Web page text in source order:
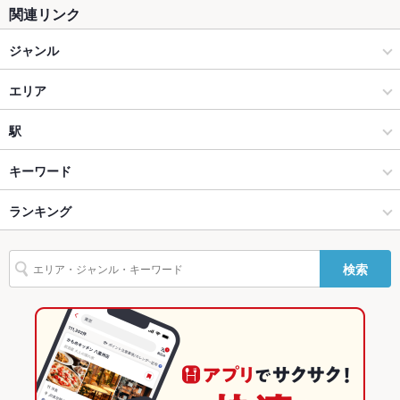
ソファー
テラス席
貸切
Wi-Fi あり
バリアフリ
ー
なし ：可能な範囲でお手伝いいたします。お気軽にご相談くだ
その他設備 －
その他
あり ：飲み放題コースをご確認ください。
食べ放題 なし
関連リンク
ジャンル
居酒屋
創作
海鮮
大分市 × 居酒屋
大分市 × 創作
大分市 × 海鮮
大分駅 × 居酒屋
大分駅 × 創作
エリア
府内町・大手町・金池
府内町・大手町・金池 × 居酒屋
府内町・大手町・金池 × 創作
府内町・大手町・金池 × 海鮮
大分
大分 × 居酒屋
大分 × 創作
駅
大分駅
古国府駅
キーワード
からあげ つくね
ランキング
大分のグルメランキング
大分の居酒屋ランキング
大分市のグルメランキング
大分市の居酒屋ランキング
検索